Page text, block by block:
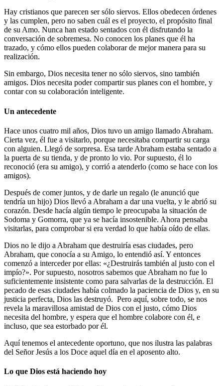
Hay cristianos que parecen ser sólo siervos. Ellos obedecen órdenes
y las cumplen, pero no saben cuál es el proyecto, el propósito final
de su Amo. Nunca han estado sentados con él disfrutando la
conversación de sobremesa. No conocen los planes que él ha
trazado, y cómo ellos pueden colaborar de mejor manera para su
realización.
Sin embargo, Dios necesita tener no sólo siervos, sino también
amigos. Dios necesita poder compartir sus planes con el hombre, y
contar con su colaboración inteligente.
Un antecedente
Hace unos cuatro mil años, Dios tuvo un amigo llamado Abraham.
Cierta vez, él fue a visitarlo, porque necesitaba compartir su carga
con alguien. Llegó de sorpresa. Esa tarde Abraham estaba sentado a
la puerta de su tienda, y de pronto lo vio. Por supuesto, él lo
reconoció (era su amigo), y corrió a atenderlo (como se hace con los
amigos).
Después de comer juntos, y de darle un regalo (le anunció que
tendría un hijo) Dios llevó a Abraham a dar una vuelta, y le abrió su
corazón. Desde hacía algún tiempo le preocupaba la situación de
Sodoma y Gomorra, que ya se hacía insostenible. Ahora pensaba
visitarlas, para comprobar si era verdad lo que había oído de ellas.
Dios no le dijo a Abraham que destruiría esas ciudades, pero
Abraham, que conocía a su Amigo, lo entendió así. Y entonces
comenzó a interceder por ellas: «¿Destruirás también al justo con el
impío?». Por supuesto, nosotros sabemos que Abraham no fue lo
suficientemente insistente como para salvarlas de la destrucción. El
pecado de esas ciudades había colmado la paciencia de Dios y, en su
justicia perfecta, Dios las destruyó. Pero aquí, sobre todo, se nos
revela la maravillosa amistad de Dios con el justo, cómo Dios
necesita del hombre, y espera que el hombre colabore con él, e
incluso, que sea estorbado por él.
Aquí tenemos el antecedente oportuno, que nos ilustra las palabras
del Señor Jesús a los Doce aquel día en el aposento alto.
Lo que Dios está haciendo hoy